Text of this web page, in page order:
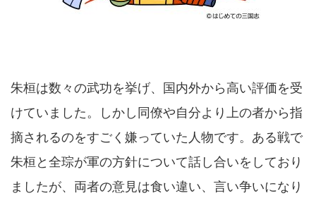
朱桓は数々の武功を挙げ、国内外から高い評価を受
けていました。しかし同僚や自分より上の者から指
摘されるのをすごく嫌っていた人物です。ある戦で
朱桓と全琮が軍の方針について話し合いをしており
ましたが、両者の意見は食い違い、言い争いになり